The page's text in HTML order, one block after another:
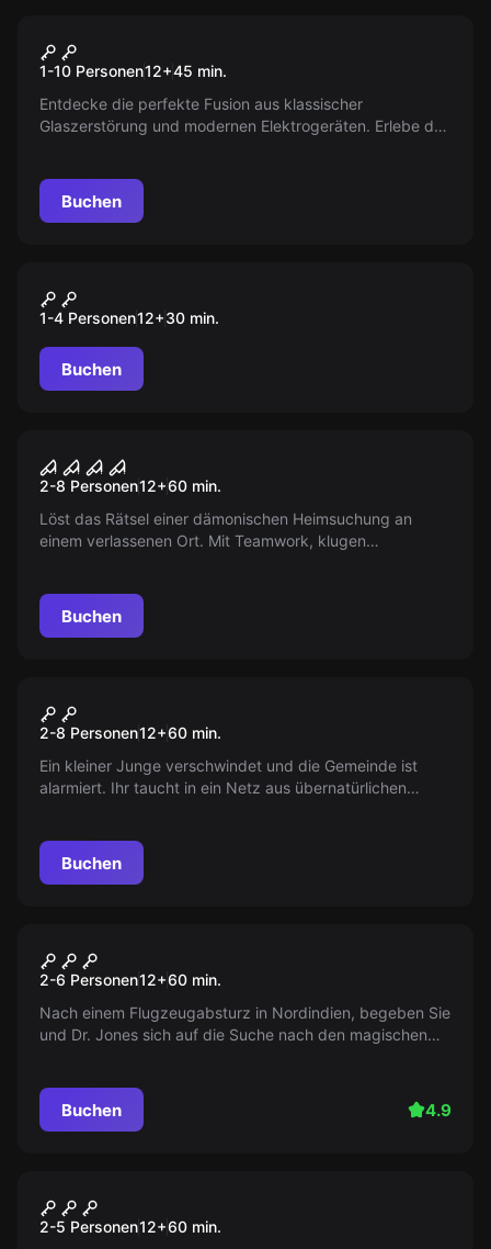
Standard Smash
1-10 Personen12+45 min.
Entdecke die perfekte Fusion aus klassischer
Glaszerstörung und modernen Elektrogeräten. Erlebe den
Kick voller Energie!
Buchen
Basic Smash
1-4 Personen12+30 min.
Buchen
EXORZIST
2-8 Personen12+60 min.
Löst das Rätsel einer dämonischen Heimsuchung an
einem verlassenen Ort. Mit Teamwork, klugen
Buchen
PROJECT ELEVEN
2-8 Personen12+60 min.
Ein kleiner Junge verschwindet und die Gemeinde ist
alarmiert. Ihr taucht in ein Netz aus übernatürlichen
Verschwörungstheorien lösen? Seid bereit für eine
packende Reise!
Buchen
Dr. Jones Abenteuer
2-6 Personen12+60 min.
Nach einem Flugzeugabsturz in Nordindien, begeben Sie
und Dr. Jones sich auf die Suche nach den magischen
Buchen 4.9
Das Testament
2-5 Personen12+60 min.